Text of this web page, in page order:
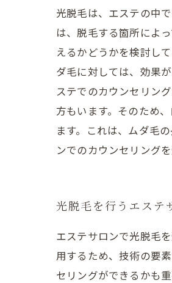
光脱毛は、エステの中
は、脱毛する箇所によ
えるかどうかを検討し
ダ毛に対しては、効果
ステでのカウンセリン
方もいます。そのため
ます。これは、ムダ毛
ンでのカウンセリング
光脱毛を行うエステ
エステサロンで光脱毛
用するため、技術の要
セリングができるかも